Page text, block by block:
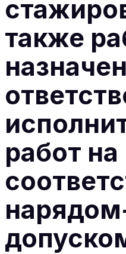
также
работ